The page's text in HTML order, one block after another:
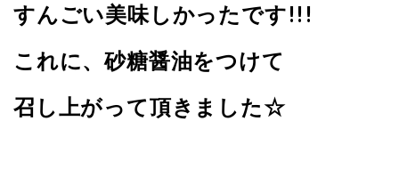
すんごい美味しかったです!!!
これに、砂糖醤油をつけて
召し上がって頂きました☆